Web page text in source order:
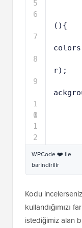
5
6
7
8
9
1
0
1
1
1
2
(){
r);
WPCode ❤️ ile
barındırılır
Kodu
kullandığımızı
istediğimiz alan